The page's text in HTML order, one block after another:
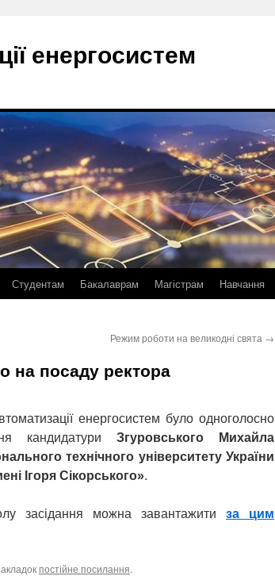
енергосистем
Студентам Бакалаврам Магістрам Навчання
Режим роботи на великодні свята →
на посаду ректора
енергосистем було одноголосно
кандидатури Згуровського Михайла
технічного університету України
Ігоря Сікорського».
засідання можна завантажити за цим
постійне посилання.